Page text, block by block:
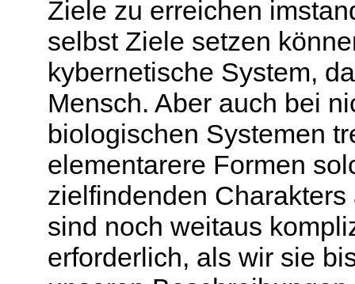
Ziele zu erreichen
selbst Ziele setzen
kybernetische System,
Mensch. Aber auch bei
biologischen Systemen
elementarere Formen
zielfindenden
sind noch weitaus
erforderlich, als wir sie